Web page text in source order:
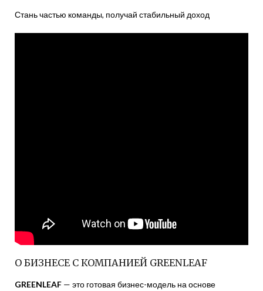
Стань частью команды, получай стабильный доход
О БИЗНЕСЕ С КОМПАНИЕЙ GREENLEAF
GREENLEAF — это готовая бизнес-модель на основе